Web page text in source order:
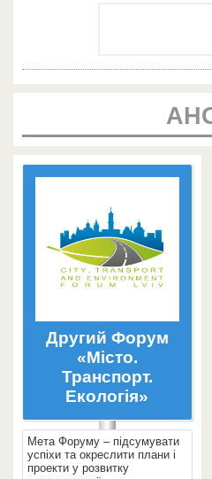
Другий Форум
«Місто.
Транспорт.
Екологія»
Мета Форуму – підсумувати
успіхи та окреслити плани і
проекти у розвитку